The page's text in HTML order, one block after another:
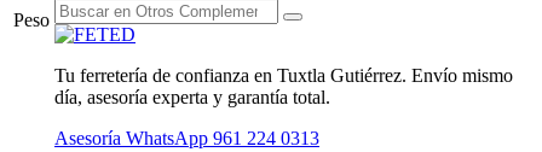
Peso
Tu ferretería de confianza en Tuxtla Gutiérrez. Envío mismo
día, asesoría experta y garantía total.
Asesoría WhatsApp 961 224 0313